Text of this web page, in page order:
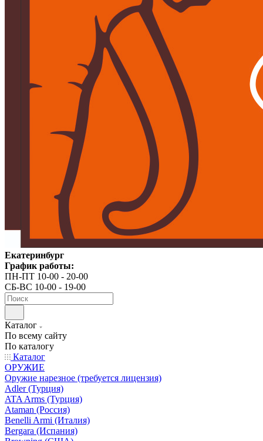
Екатеринбург
График работы:
ПН-ПТ 10-00 - 20-00
СБ-ВС 10-00 - 19-00
Каталог
По всему сайту
По каталогу
Каталог
ОРУЖИЕ
Оружие нарезное (требуется лицензия)
Adler (Турция)
ATA Arms (Турция)
Ataman (Россия)
Benelli Armi (Италия)
Bergara (Испания)